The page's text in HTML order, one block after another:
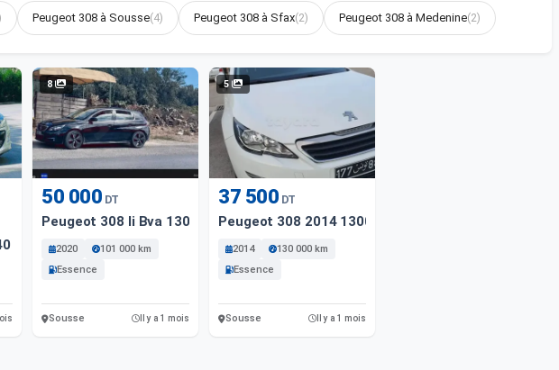
Peugeot 308 à Sousse(4) Peugeot 308 à Sfax(2) Peugeot 308 à Medenine(2)
Km
8
50 000 DT
Peugeot 308 Ii Bva 130 Cv 1 Ère Main
2020
101 000 km
Essence
Sousse Il y a 1 mois
5
37 500 DT
Peugeot 308 2014 13000 Km
2014
130 000 km
Essence
Sousse Il y a 1 mois